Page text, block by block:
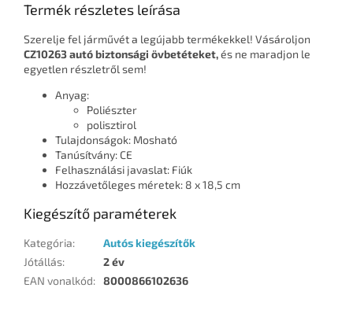
Termék részletes leírása
Szerelje fel járművét a legújabb termékekkel! Vásároljon
CZ10263 autó biztonsági övbetéteket,és ne maradjon le
egyetlen részletről sem!
Anyag:
Poliészter
polisztirol
Tulajdonságok: Mosható
Tanúsítvány: CE
Felhasználási javaslat: Fiúk
Hozzávetőleges méretek: 8 x 18,5 cm
Kiegészítő paraméterek
Kategória:
Autós kiegészítők
Jótállás:
2 év
EAN vonalkód: 8000866102636